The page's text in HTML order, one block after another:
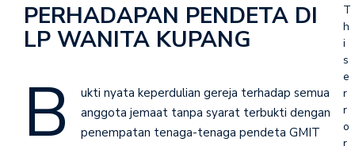
PERHADAPAN PENDETA DI
LP WANITA KUPANG
B
ukti nyata keperdulian gereja terhadap semua
anggota jemaat tanpa syarat terbukti dengan
penempatan tenaga-tenaga pendeta GMIT
T
h
i
s
e
r
r
o
r